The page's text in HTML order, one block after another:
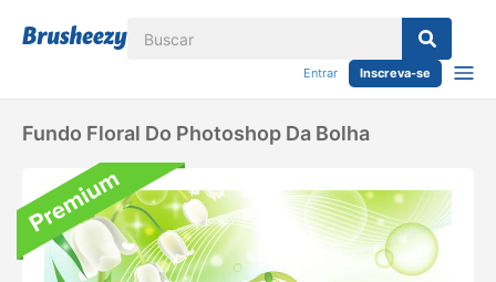
Entrar Inscreva-se
Fundo Floral Do Photoshop Da Bolha